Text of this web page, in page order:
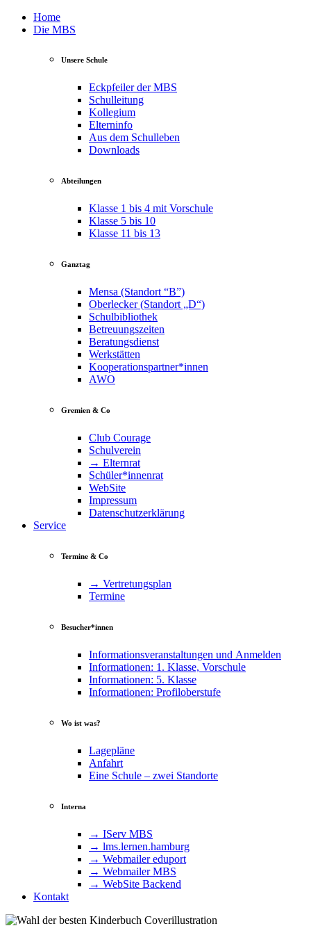
Home
Die MBS
Unsere Schule
Eckpfeiler der MBS
Schulleitung
Kollegium
Elterninfo
Aus dem Schulleben
Downloads
Abteilungen
Klasse 1 bis 4 mit Vorschule
Klasse 5 bis 10
Klasse 11 bis 13
Ganztag
Mensa (Standort “B”)
Oberlecker (Standort „D“)
Schulbibliothek
Betreuungszeiten
Beratungsdienst
Werkstätten
Kooperationspartner*innen
AWO
Gremien & Co
Club Courage
Schulverein
→ Elternrat
Schüler*innenrat
WebSite
Impressum
Datenschutzerklärung
Service
Termine & Co
→ Vertretungsplan
Termine
Besucher*innen
Informationsveranstaltungen und Anmelden
Informationen: 1. Klasse, Vorschule
Informationen: 5. Klasse
Informationen: Profiloberstufe
Wo ist was?
Lagepläne
Anfahrt
Eine Schule – zwei Standorte
Interna
→ IServ MBS
→ lms​.ler​nen​.ham​burg
→ Webmailer eduport
→ Webmailer MBS
→ WebSite Backend
Kontakt